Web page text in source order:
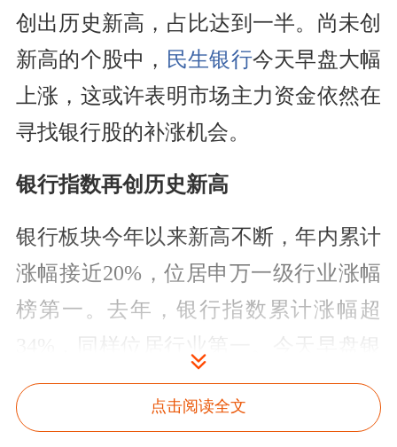
创出历史新高，占比达到一半。尚未创
新高的个股中， 民生银行今天早盘大幅
上涨，这或许表明市场主力资金依然在
寻找银行股的补涨机会。
银行指数再创历史新高
银行板块今年以来新高不断，年内累计
涨幅接近20%，位居申万一级行业涨幅
榜第一。去年，银行指数累计涨幅超
34%，同样位居行业第一。今天早盘银
行指数继续上攻，再度创出历史新高。
不过，当前银行板块的估值仍处于低
点击阅读全文